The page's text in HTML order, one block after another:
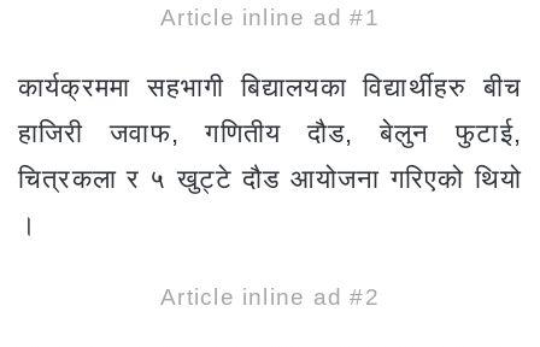
Article inline ad #1
कार्यक्रममा सहभागी बिद्यालयका विद्यार्थीहरु बीच
हाजिरी जवाफ, गणितीय दौड, बेलुन फुटाई,
चित्रकला र ५ खुट्टे दौड आयोजना गरिएको थियो
।
Article inline ad #2